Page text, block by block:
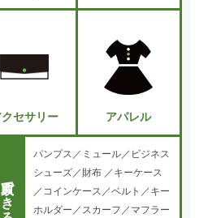
クセサリー アパレル
パンプス／ミュール／ビジネス
シューズ／財布 ／キーケース
／コインケース／ベルト／キー
ホルダー／スカーフ／マフラー